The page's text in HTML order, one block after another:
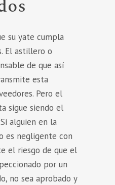
su yate cumpla
El astillero o
de que así
esta
Pero el
sigue siendo el
alguien en la
es negligente con
el riesgo de que el
por un
no sea aprobado y